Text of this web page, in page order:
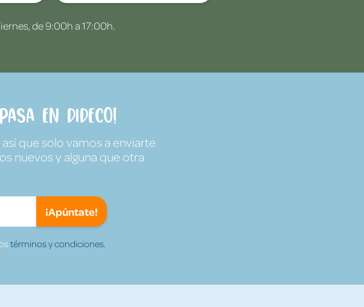
de 9:00h a 17:00h.
en Dideco!
que solo vamos a enviarte
nuevos y alguna que otra
¡Apúntate!
términos y condiciones.